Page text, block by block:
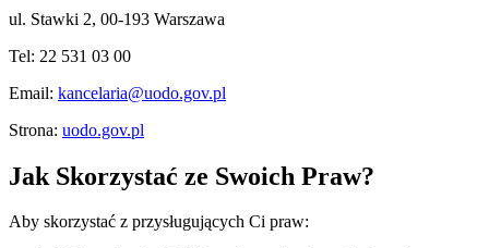
ul. Stawki 2, 00-193 Warszawa
Tel: 22 531 03 00
Email: kancelaria@uodo.gov.pl
Strona: uodo.gov.pl
Jak Skorzystać ze Swoich Praw?
Aby skorzystać z przysługujących Ci praw: